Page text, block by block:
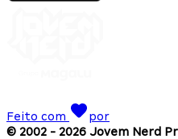
Feito com
por
© 2002 - 2026 Jovem Nerd